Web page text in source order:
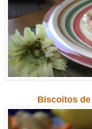
Biscoitos